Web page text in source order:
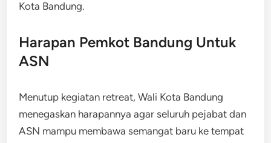
Kota Bandung.
Harapan Pemkot Bandung Untuk
ASN
Menutup kegiatan retreat, Wali Kota Bandung
menegaskan harapannya agar seluruh pejabat dan
ASN mampu membawa semangat baru ke tempat